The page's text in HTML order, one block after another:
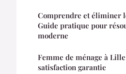
Comprendre et éliminer
Guide pratique pour
moderne
Femme de ménage à
satisfaction garantie